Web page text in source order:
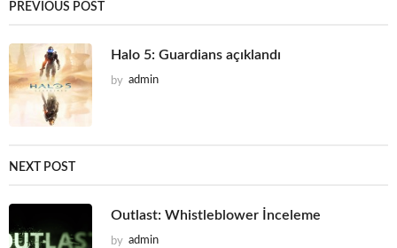
PREVIOUS POST
Halo 5: Guardians açıklandı
by admin
NEXT POST
Outlast: Whistleblower İnceleme
by admin